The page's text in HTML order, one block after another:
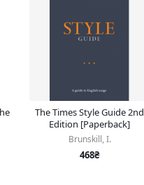
The Times Style Guide 2nd
Edition [Paperback]
Brunskill, I.
468₴